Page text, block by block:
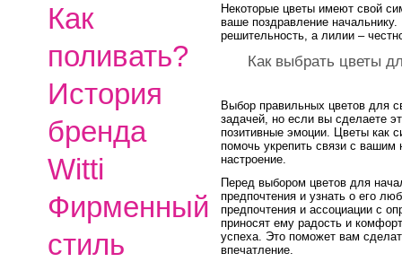
Как
поливать?
История
бренда
Witti
Фирменный
стиль
Некоторые цветы имеют свой
ваше поздравление
решительность, а лилии –
Как выбрать цветы
Выбор правильных цветов для
задачей, но если вы сделаете
позитивные эмоции. Цветы как
помочь укрепить связи с
настроение.
Перед выбором цветов для
предпочтения и узнать о его
предпочтения и ассоциации с
приносят ему радость и
успеха. Это поможет вам
впечатление.